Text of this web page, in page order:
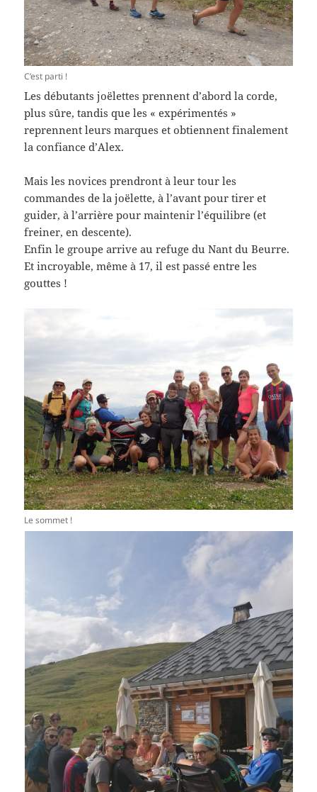
C’est parti !
Les débutants joëlettes prennent d’abord la corde,
plus sûre, tandis que les « expérimentés »
reprennent leurs marques et obtiennent finalement
la confiance d’Alex.
Mais les novices prendront à leur tour les
commandes de la joëlette, à l’avant pour tirer et
guider, à l’arrière pour maintenir l’équilibre (et
freiner, en descente).
Enfin le groupe arrive au refuge du Nant du Beurre.
Et incroyable, même à 17, il est passé entre les
gouttes !
Le sommet !